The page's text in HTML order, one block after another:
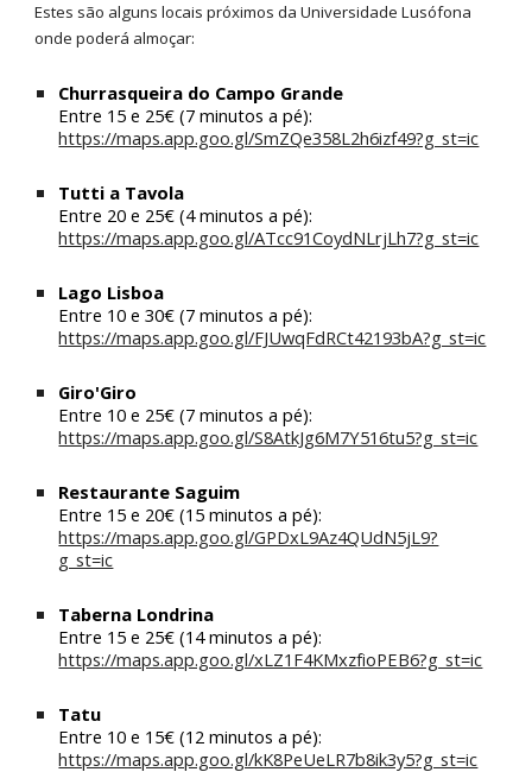
Estes são alguns locais próximos da Universidade Lusófona
onde poderá almoçar:
Churrasqueira do Campo Grande
Entre 15 e 25€ (7 minutos a pé):
https://maps.app.goo.gl/SmZQe358L2h6izf49?g_st=ic
Tutti a Tavola
Entre 20 e 25€ (4minutos a pé):
https://maps.app.goo.gl/ATcc91CoydNLrjLh7?g_st=ic
Lago Lisboa
Entre 10 e 30€ (7 minutos a pé):
https://maps.app.goo.gl/FJUwqFdRCt42193bA?g_st=ic
Giro'Giro
Entre 10 e 25€ (7 minutos a pé):
https://maps.app.goo.gl/S8AtkJg6M7Y516tu5?g_st=ic
Restaurante Saguim
Entre 15e 20€ (15 minutos a pé):
https://maps.app.goo.gl/GPDxL9Az4QUdN5jL9?
g_st=ic
Taberna Londrina
Entre 15e 25€ (14minutos a pé):
https://maps.app.goo.gl/xLZ1F4KMxzfioPEB6?g_st=ic
Tatu
Entre 10 e 1 5€ (12 minutos a pé):
https://maps.app.goo.gl/kK8PeUeLR7b8ik3y5?g_st=ic